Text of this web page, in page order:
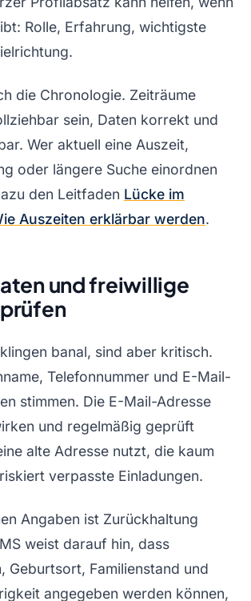
Rolle, Erfahrung, wichtigste
die Chronologie. Zeiträume
sein, Daten korrekt und
Wer aktuell eine Auszeit,
oder längere Suche einordnen
den Leitfaden Lücke im
Auszeiten erklärbar werden.
und freiwillige
banal, sind aber kritisch.
Telefonnummer und E-Mail-
stimmen. Die E-Mail-Adresse
und regelmäßig geprüft
alte Adresse nutzt, die kaum
verpasste Einladungen.
Angaben ist Zurückhaltung
weist darauf hin, dass
Geburtsort, Familienstand und
angegeben werden können,